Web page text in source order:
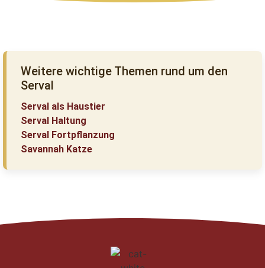
Weitere wichtige Themen rund um den
Serval
Serval als Haustier
Serval Haltung
Serval Fortpflanzung
Savannah Katze